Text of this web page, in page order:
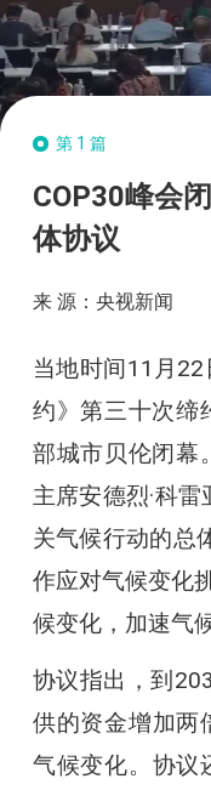
第1篇
COP30峰会
体协议
来 源：央视新闻
当地时间11月
约》第三十次缔
部城市贝伦闭幕
主席安德烈·科
关气候行动的总
作应对气候变化
候变化，加速气
协议指出，到
供的资金增加两
气候变化。协议